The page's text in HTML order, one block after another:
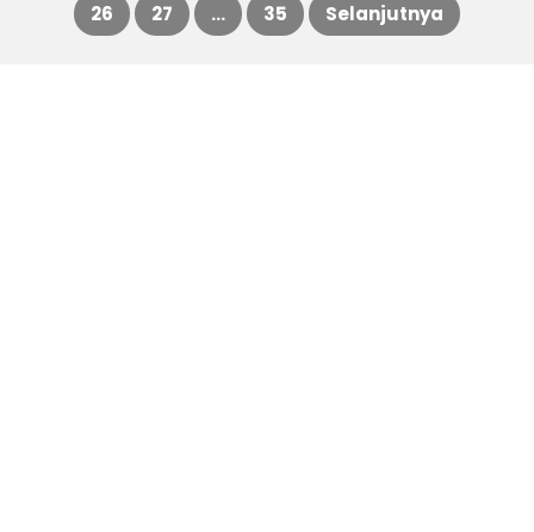
26 27 … 35 Selanjutnya